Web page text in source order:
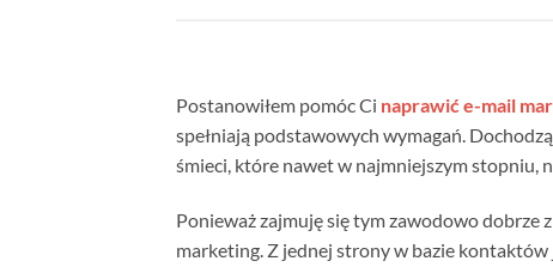
Postanowiłem pomóc Ci naprawić e-mail
spełniają podstawowych wymagań.
śmieci, które nawet w najmniejszym stopniu,
Ponieważ zajmuję się tym zawodowo dobrze
marketing. Z jednej strony w bazie